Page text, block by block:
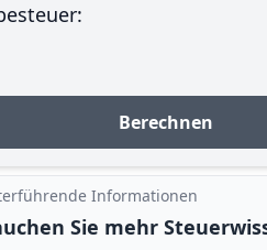
Berechnen
Informationen
Sie mehr